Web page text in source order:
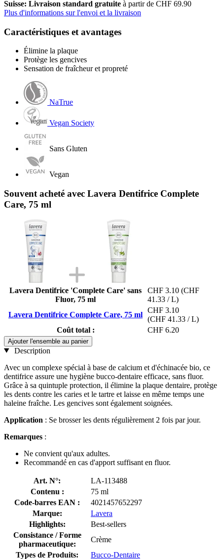
Suisse: Livraison standard gratuite à partir de CHF 69.90
Plus d'informations sur l'envoi et la livraison
Caractéristiques et avantages
Élimine la plaque
Protège les gencives
Sensation de fraîcheur et propreté
NaTrue
Vegan Society
Sans Gluten
Vegan
Souvent acheté avec Lavera Dentifrice Complete
Care, 75 ml
Lavera Dentifrice 'Complete Care' sans
Fluor, 75 ml
CHF 3.10 (CHF
41.33 / L)
Lavera Dentifrice Complete Care, 75 ml
CHF 3.10
(CHF 41.33 / L)
Coût total :
CHF 6.20
Ajouter l'ensemble au panier
Description
Avec un complexe spécial à base de calcium et d'échinacée bio, ce
dentifrice assure une hygiène bucco-dentaire efficace, sans fluor.
Grâce à sa quintuple protection, il élimine la plaque dentaire, protège
les dents contre les caries et le tartre et laisse en même temps une
haleine fraîche. Les gencives sont également soignées.
Application : Se brosser les dents régulièrement 2 fois par jour.
Remarques :
Ne convient qu'aux adultes.
Recommandé en cas d'apport suffisant en fluor.
Art. N°:
LA-113488
Contenu :
75 ml
Code-barres EAN :
4021457652297
Marque:
Lavera
Highlights:
Best-sellers
Consistance / Forme
pharmaceutique:
Crème
Types de Produits:
Bucco-Dentaire